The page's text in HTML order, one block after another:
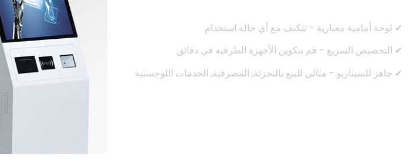
✔ لوحة أمامية معيارية - تتكيف مع أي حالة استخدام
✔ التخصيص السريع - قم بتكوين الأجهزة الطرفية في دقائق
✔ جاهز للسيناريو - مثالي للبيع بالتجزئة, المصرفية, الخدمات اللوجستية